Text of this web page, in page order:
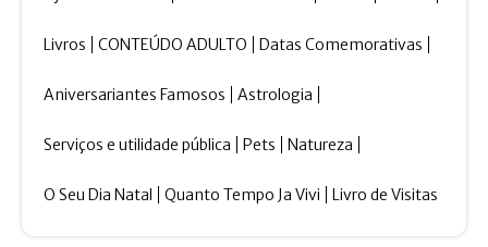
Livros CONTEÚDO ADULTO Datas Comemorativas
Aniversariantes Famosos Astrologia
Serviços e utilidade pública Pets Natureza
O Seu Dia Natal Quanto Tempo Ja Vivi Livro de Visitas